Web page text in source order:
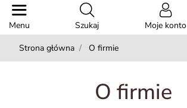
Menu Szukaj Moje konto
Strona główna O firmie
O firmie